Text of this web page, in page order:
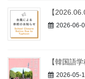
【
2026-06-
【韓国語
2026-05-